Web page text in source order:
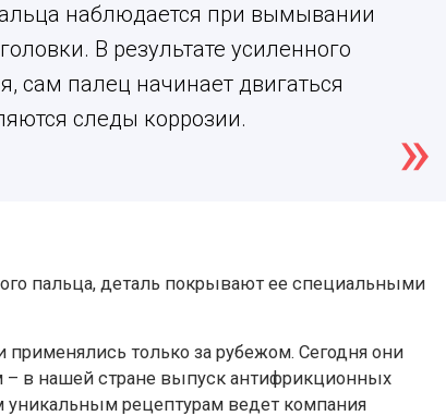
наблюдается при вымывании
В результате усиленного
сам палец начинает двигаться
следы коррозии.
пальца, деталь покрывают ее специальными
только за рубежом. Сегодня они
в нашей стране выпуск антифрикционных
рецептурам ведет компания